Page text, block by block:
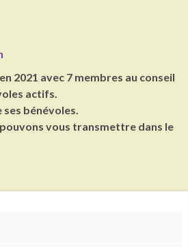
2021 avec 7 membres au conseil
actifs.
ses bénévoles.
vous transmettre dans le